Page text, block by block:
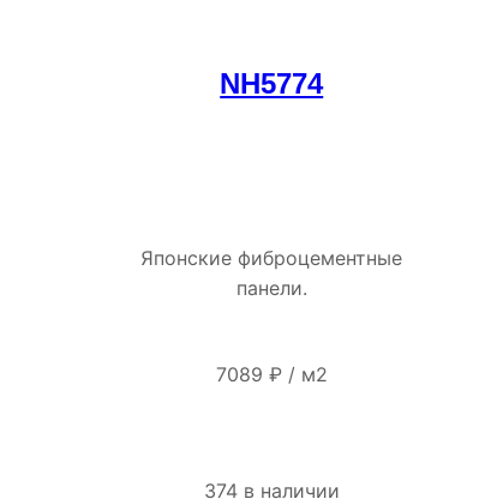
NH5774
Японские фиброцементные
панели.
7089 ₽/ м2
374 в наличии